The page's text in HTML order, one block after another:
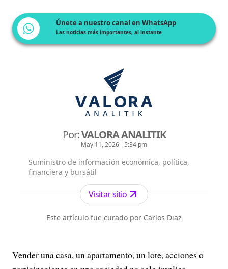
Únete a nuestro canal en WhatsApp
Las noticias más importantes, al instante
Por:VALORA ANALITIK
May 11, 2026 - 5:34 pm
Suministro de información económica, política,
financiera y bursátil
Visitar sitio
Este artículo fue curado por Carlos Diaz
Vender una casa, un apartamento, un lote, acciones o